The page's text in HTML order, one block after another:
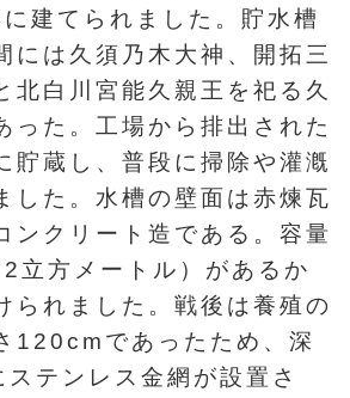
建てられました。貯水槽
には久須乃木大神、開拓三
北白川宮能久親王を祀る久
った。工場から排出された
貯蔵し、普段に掃除や灌漑
した。水槽の壁面は赤煉瓦
ンクリート造である。容量
立方メートル）があるか
られました。戦後は養殖の
120cmであったため、深
テンレス金網が設置さ